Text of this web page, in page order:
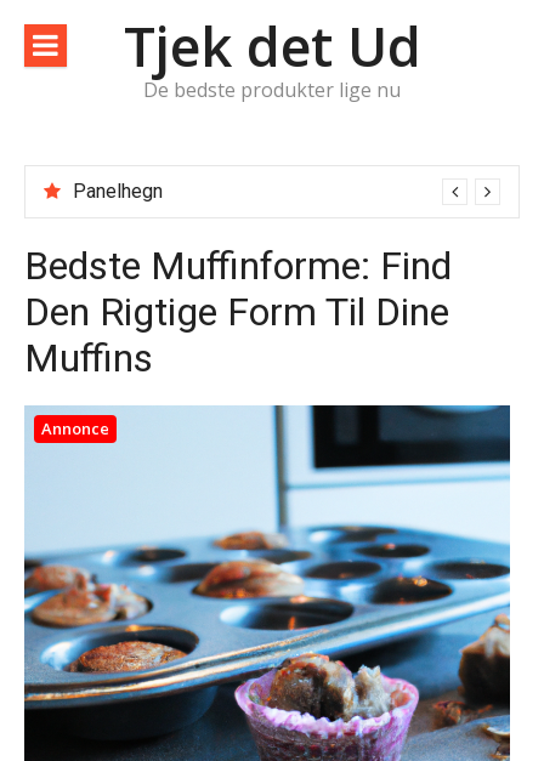
indhold
Tjek det Ud
De bedste produkter lige nu
Panelhegn
Bedste Muffinforme: Find
Den Rigtige Form Til Dine
Muffins
Annonce